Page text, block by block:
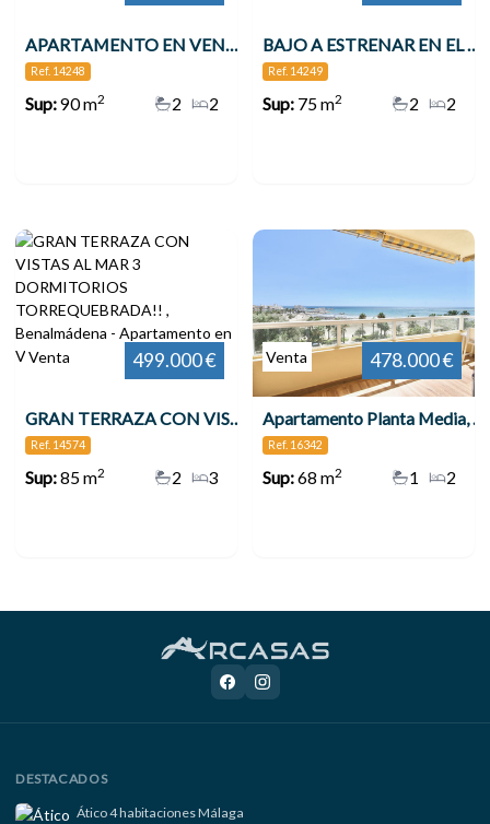
APARTAMENTO EN VENTA VENTA EN 2ª LÍNEA DE PLAYA EN BENALMÁDENA CON VISTAS AL MAR , Benalmádena
Ref. 14248
Sup:90 m2 2
2
BAJO A ESTRENAR EN EL HIGUERÓN CON GRAN JARDÍN , Benalmádena
Ref. 14249
Sup:75 m2 2
2
Venta 499.000 €
GRAN TERRAZA CON VISTAS AL MAR 3 DORMITORIOS TORREQUEBRADA!! , Benalmádena
Ref. 14574
Sup:85 m2 3
2
Venta 478.000 €
Apartamento Planta Media, Benalmadena
Ref. 16342
Sup:68 m2 2
1
DESTACADOS
Ático 4 habitaciones Málaga